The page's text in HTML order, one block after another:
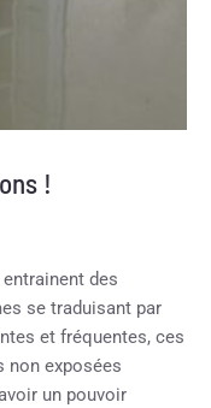
!
des
se traduisant par
et fréquentes, ces
non exposées
un pouvoir